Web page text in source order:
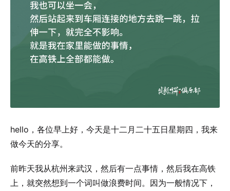
hello，各位早上好，今天是十二月二十五日星期四，我来
做今天的分享。
前昨天我从杭州来武汉，然后有一点事情，然后我在高铁
上，就突然想到一个词叫做浪费时间。因为一般情况下，